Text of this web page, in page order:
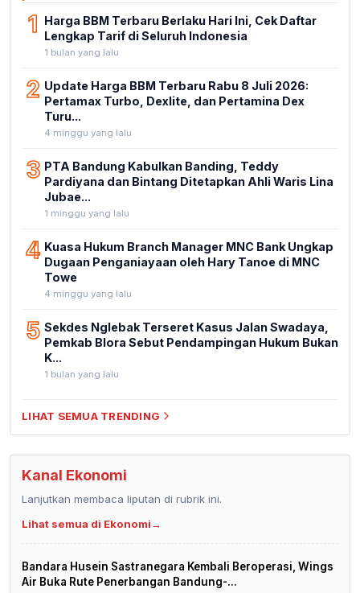
1 Harga BBM Terbaru Berlaku Hari Ini, Cek Daftar
Lengkap Tarif di Seluruh Indonesia
1 bulan yang lalu
2 Update Harga BBM Terbaru Rabu 8 Juli 2026:
Pertamax Turbo, Dexlite, dan Pertamina Dex
Turu...
4 minggu yang lalu
3 PTA Bandung Kabulkan Banding, Teddy
Pardiyana dan Bintang Ditetapkan Ahli Waris Lina
Jubae...
1 minggu yang lalu
4 Kuasa Hukum Branch Manager MNC Bank Ungkap
Dugaan Penganiayaan oleh Hary Tanoe di MNC
Towe
4 minggu yang lalu
5 Sekdes Nglebak Terseret Kasus Jalan Swadaya,
Pemkab Blora Sebut Pendampingan Hukum Bukan
K...
1 bulan yang lalu
LIHAT SEMUA TRENDING
Kanal Ekonomi
Lanjutkan membaca liputan di rubrik ini.
Lihat semua di Ekonomi→
Bandara Husein Sastranegara Kembali Beroperasi, Wings
Air Buka Rute Penerbangan Bandung-...